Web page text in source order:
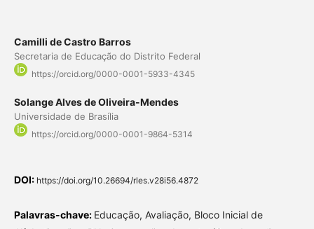
Camilli de Castro Barros
Secretaria de Educação do Distrito Federal
https://orcid.org/0000-0001-5933-4345
Solange Alves de Oliveira-Mendes
Universidade de Brasília
https://orcid.org/0000-0001-9864-5314
DOI: https://doi.org/10.26694/rles.v28i56.4872
Palavras-chave: Educação, Avaliação, Bloco Inicial de